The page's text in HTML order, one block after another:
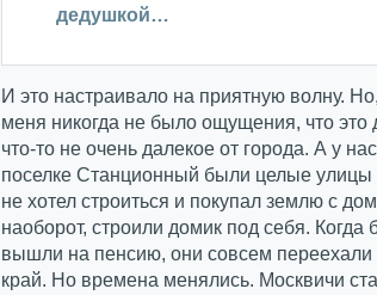
дедушкой…
И это настраивало на приятную волну.
меня никогда не было ощущения, что это
что-то не очень далекое от города. А у
поселке Станционный были целые улицы
не хотел строиться и покупал землю с
наоборот, строили домик под себя. Когда
вышли на пенсию, они совсем переехали
край. Но времена менялись. Москвичи